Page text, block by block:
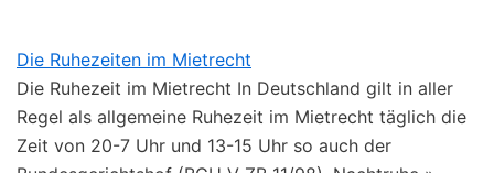
Die Ruhezeiten im Mietrecht
Die Ruhezeit im Mietrecht In Deutschland gilt in aller
Regel als allgemeine Ruhezeit im Mietrecht täglich die
Zeit von 20-7 Uhr und 13-15 Uhr so auch der